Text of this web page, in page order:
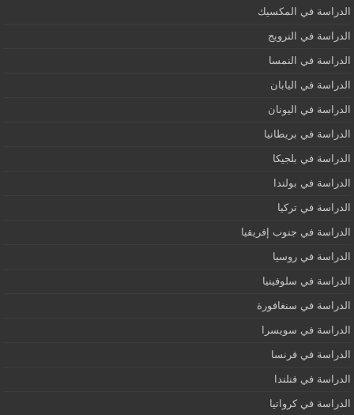
الدراسة في المكسيك
الدراسة في النرويج
الدراسة في النمسا
الدراسة في اليابان
الدراسة في اليونان
الدراسة في بريطانيا
الدراسة في بلجيكا
الدراسة في بولندا
الدراسة في تركيا
الدراسة في جنوب إفريقيا
الدراسة في روسيا
الدراسة في سلوفينيا
الدراسة في سنغافورة
الدراسة في سويسرا
الدراسة في فرنسا
الدراسة في فنلندا
الدراسة في كرواتيا